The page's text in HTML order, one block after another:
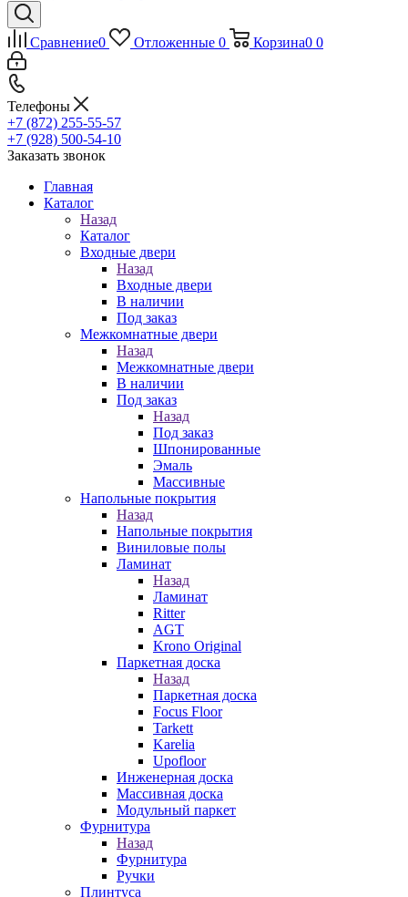
Сравнение0 Отложенные 0 Корзина0 0
Телефоны
+7 (872) 255-55-57
+7 (928) 500-54-10
Заказать звонок
Главная
Каталог
Назад
Каталог
Входные двери
Назад
Входные двери
В наличии
Под заказ
Межкомнатные двери
Назад
Межкомнатные двери
В наличии
Под заказ
Назад
Под заказ
Шпонированные
Эмаль
Массивные
Напольные покрытия
Назад
Напольные покрытия
Виниловые полы
Ламинат
Назад
Ламинат
Ritter
AGT
Krono Original
Паркетная доска
Назад
Паркетная доска
Focus Floor
Tarkett
Karelia
Upofloor
Инженерная доска
Массивная доска
Модульный паркет
Фурнитура
Назад
Фурнитура
Ручки
Плинтуса